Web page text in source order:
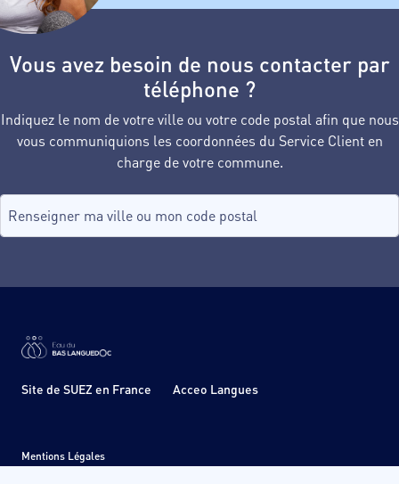
Vous avez besoin de nous contacter par
téléphone ?
Indiquez le nom de votre ville ou votre code postal afin que nous
vous communiquions les coordonnées du Service Client en
charge de votre commune.
Recherche de commune, tapez dans le champ puis
Site de SUEZ en France Acceo Langues
Mentions Légales